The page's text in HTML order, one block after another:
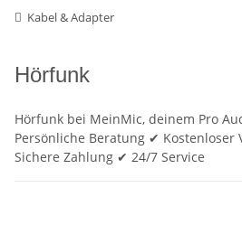
Kabel & Adapter
Hörfunk
Hörfunk bei MeinMic, deinem Pro
Persönliche Beratung ✔ Kostenloser
Sichere Zahlung ✔ 24/7 Service